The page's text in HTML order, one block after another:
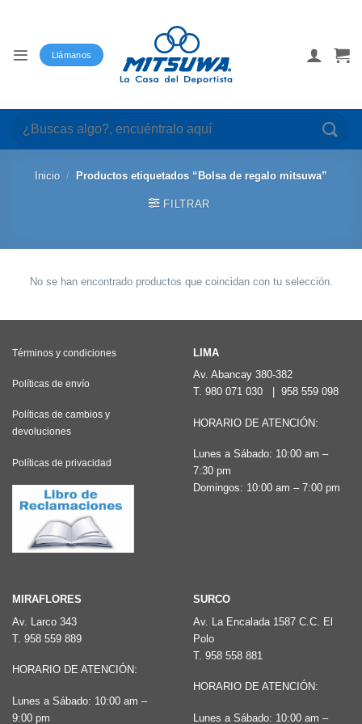
Llámanos
Buscar
por:
Inicio / Productos etiquetados “Bolsa de regalo mitsuwa”
FILTRAR
No se han encontrado productos que coincidan con tu selección.
Términos y condiciones
Políticas de envío
Políticas de cambios y
devoluciones
Políticas de privacidad
LIMA
Av. Abancay 380-382
T. 980 071 030 958 559 098
HORARIO DE ATENCIÓN:
Lunes a Sábado: 10:00 am –
7:30 pm
Domingos: 10:00 am – 7:00 pm
MIRAFLORES
Av. Larco 343
T. 958 559 889
HORARIO DE ATENCIÓN:
Lunes a Sábado: 10:00 am –
9:00 pm
SURCO
Av. La Encalada 1587 C.C. El
Polo
T. 958 558 881
HORARIO DE ATENCIÓN:
Lunes a Sábado: 10:00 am –